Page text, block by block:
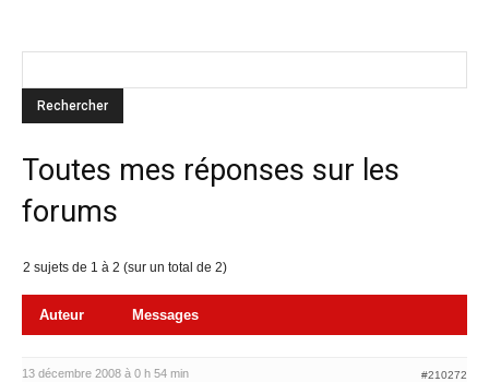
Toutes mes réponses sur les
forums
2 sujets de 1 à 2 (sur un total de 2)
Auteur Messages
13 décembre 2008 à 0 h 54 min #210272